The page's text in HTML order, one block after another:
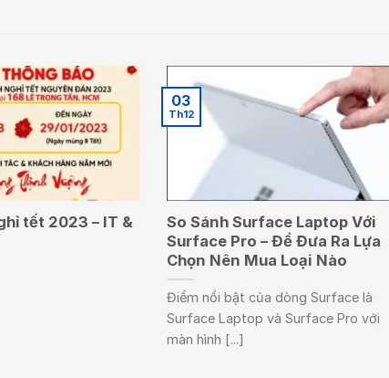
tết 2023 – IT &
So Sánh Surface Laptop Với
Surface Pro – Để Đưa Ra Lựa
Chọn Nên Mua Loại Nào
Điểm nổi bật của dòng Surface là
Surface Laptop và Surface Pro với
màn hình [...]
03
Th12